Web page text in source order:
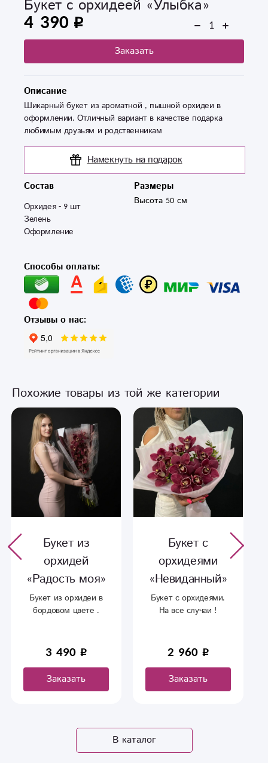
Букет с орхидеей «Улыбка»
4 390
Заказать
Описание
Шикарный букет из ароматной , пышной орхидеи в
оформлении. Отличный вариант в качестве подарка
любимым друзьям и родственникам
Намекнуть на подарок
Состав
Орхидея - 9 шт
Зелень
Оформление
Размеры
Высота 50 см
Способы оплаты:
Отзывы о нас:
Похожие товары из той же категории
Букет из
орхидей
«Радость моя»
Букет из орхидеи в
бордовом цвете .
для женщин , так и
3 490
Заказать
Букет с
орхидеями
«Невиданный»
Букет с орхидеями.
На все случаи !
2 960
Заказать
В каталог